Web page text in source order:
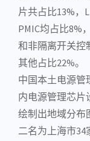
片共占比13%，
PMIC均占比8%
和非隔离开关控
其他占比22%。
中国本土电源管
内电源管理芯片
绘制出地域分布
二名为上海市34